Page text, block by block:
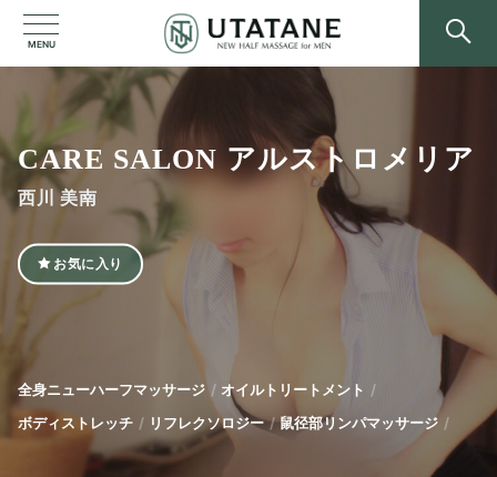
MENU
CARE SALON アルストロメリア
西川 美南
お気に入り
全身ニューハーフマッサージ
オイルトリートメント
ボディストレッチ
リフレクソロジー 鼠径部リンパマッサージ